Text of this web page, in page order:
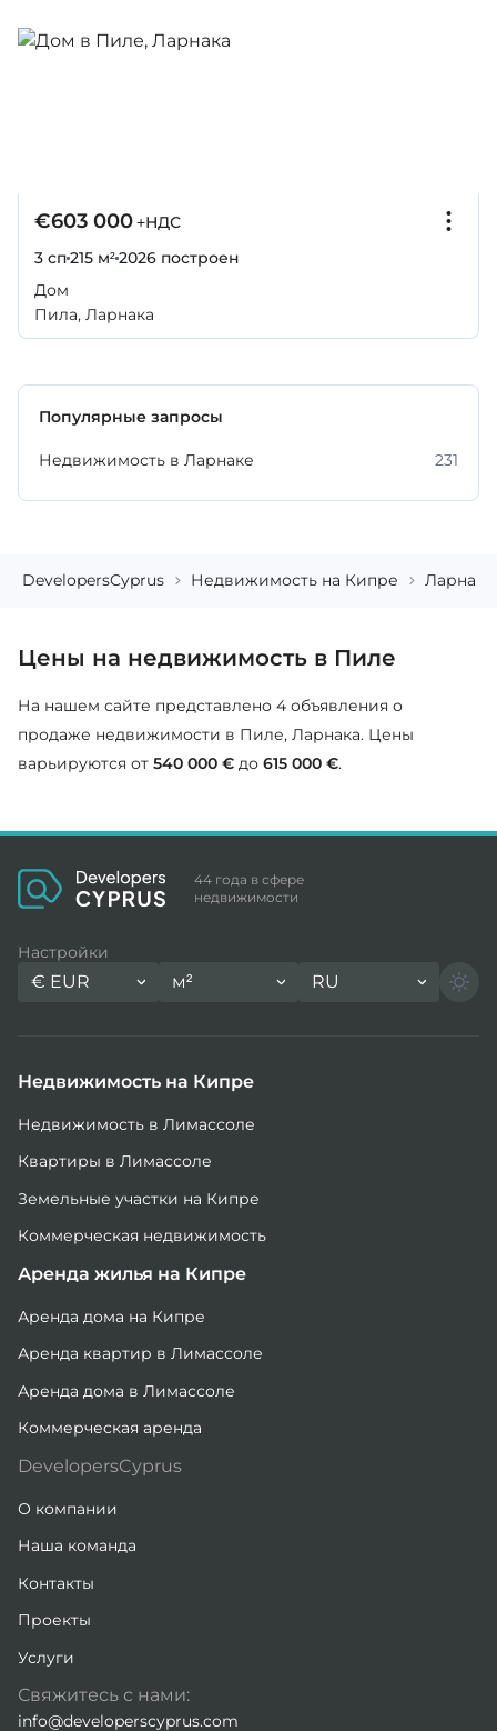
€603 000+НДС
3 сп215 м²2026 построен
Дом
Пила, Ларнака
Популярные запросы
Недвижимость в Ларнаке 231
DevelopersCyprus Недвижимость на Кипре Ларнака
Цены на недвижимость в Пиле
На нашем сайте представлено 4 объявления о
продаже недвижимости в Пиле, Ларнака. Цены
варьируются от 540 000 € до 615 000 €.
44 года в сфере
недвижимости
Настройки
€ EUR м² RU
Недвижимость на Кипре
Недвижимость в Лимассоле
Квартиры в Лимассоле
Земельные участки на Кипре
Коммерческая недвижимость
Аренда жилья на Кипре
Аренда дома на Кипре
Аренда квартир в Лимассоле
Аренда дома в Лимассоле
Коммерческая аренда
DevelopersCyprus
О компании
Наша команда
Контакты
Проекты
Услуги
Свяжитесь с нами:
info@developerscyprus.com